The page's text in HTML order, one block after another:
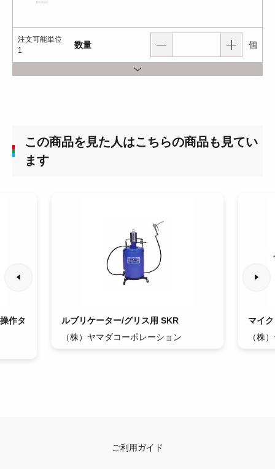
注文可能単位
1
数量 個
この商品を見た人はこちらの商品も見てい
ます
作タ
ルブリケーター/グリス用 SKR
（株）ヤマダコーポレーション
マイ
（株
ご利用ガイド